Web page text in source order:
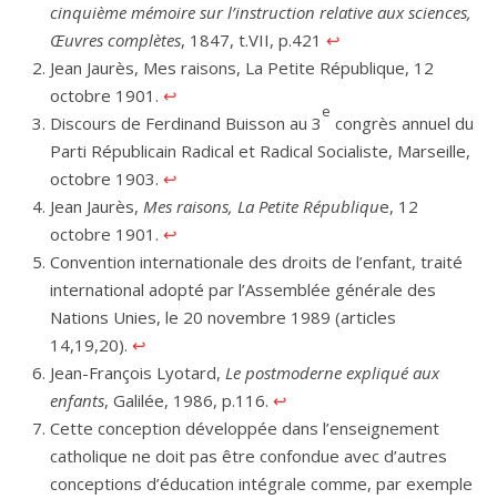
cinquième mémoire sur l’instruction relative aux sciences,
Œuvres complètes, 1847, t.VII, p.421 ↩︎
Jean Jaurès, Mes raisons, La Petite République, 12
octobre 1901. ↩︎
Discours de Ferdinand Buisson au 3
e
congrès annuel du
Parti Républicain Radical et Radical Socialiste, Marseille,
octobre 1903. ↩︎
Jean Jaurès, Mes raisons, La Petite République, 12
octobre 1901. ↩︎
Convention internationale des droits de l’enfant, traité
international adopté par l’Assemblée générale des
Nations Unies, le 20 novembre 1989 (articles
14,19,20). ↩︎
Jean-François Lyotard, Le postmoderne expliqué aux
enfants, Galilée, 1986, p.116. ↩︎
Cette conception développée dans l’enseignement
catholique ne doit pas être confondue avec d’autres
conceptions d’éducation intégrale comme, par exemple